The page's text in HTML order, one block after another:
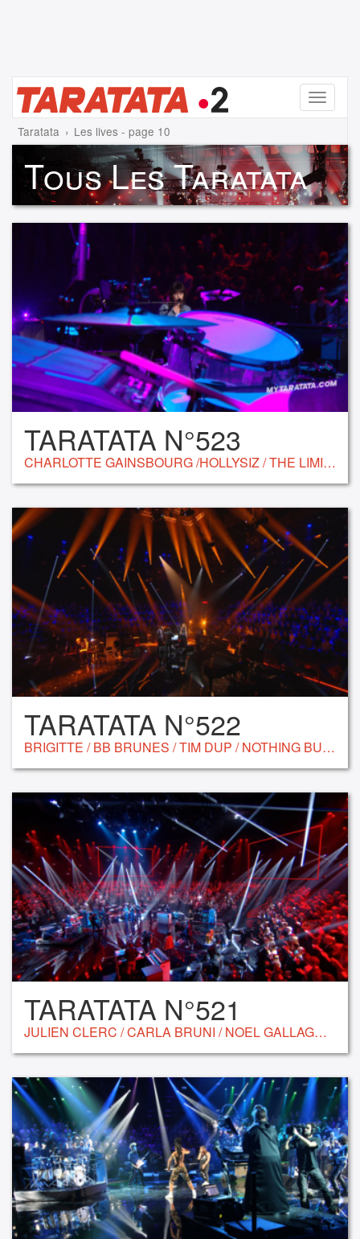
Menu
Taratata Les lives - page 10
Tous Les Taratata
TARATATA N°523
CHARLOTTE GAINSBOURG /HOLLYSIZ / THE LIMIÑANAS / CALUM SCOOT / HER / BARBARA PRAVI
TARATATA N°522
BRIGITTE / BB BRUNES / TIM DUP / NOTHING BUT THIEVES / RONI ALTER / LEEF FIELDS / FISHBACH
TARATATA N°521
JULIEN CLERC / CARLA BRUNI / NOEL GALLAGHER / EDDY DE PRETTO /JACOB BANKS / JULIEN DORÉ